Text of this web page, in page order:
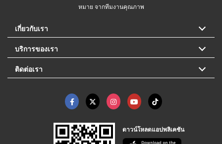
หมาย จากทีมงานคุณภาพ
เกี่ยวกับเรา
บริการของเรา
ติดต่อเรา
ดาวน์โหลดแอปพลิเคชัน